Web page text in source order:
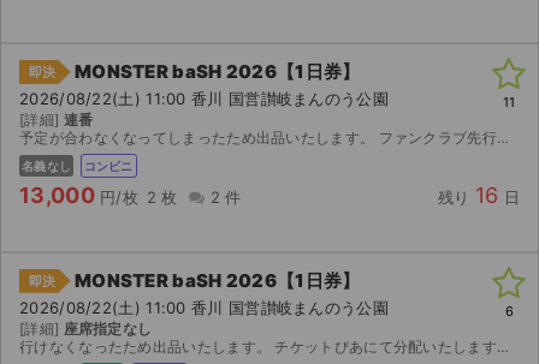
即決 MONSTER baSH 2026【1日券】
2026/08/22(土) 11:00 香川 国営讃岐まんのう公園
[詳細] 連番
予定が合わなくなってしまったため出品いたします。 ファンクラブ先行で当選したチケットです。 【お渡し方法】 電子チケット（チケットぴあ／イープラス）にて分配いたします。 分配可能になり次第、取...
名義なし コンビニ
13,000 円/枚 2 枚 2 件 残り 16 日
11
即決 MONSTER baSH 2026【1日券】
2026/08/22(土) 11:00 香川 国営讃岐まんのう公園
[詳細] 座席指定なし
行けなくなったため出品いたします。 チケットぴあにて分配いたします。 取引連絡にてURLをお送りします。
6